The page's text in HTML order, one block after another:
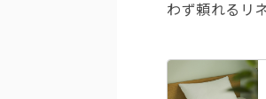
わず頼れるリ